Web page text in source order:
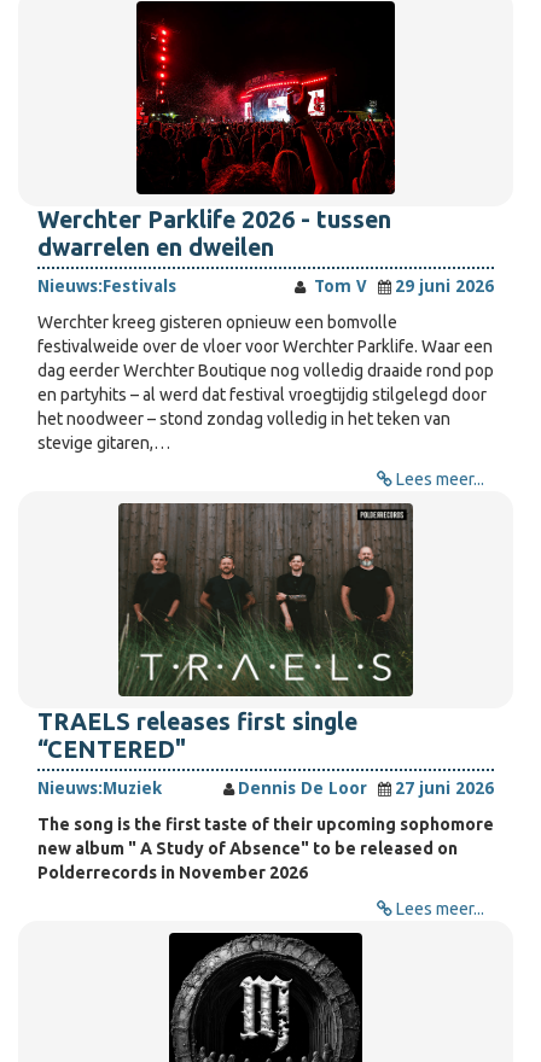
Werchter Parklife 2026 - tussen
dwarrelen en dweilen
Nieuws:Festivals Tom V
29 juni 2026
Werchter kreeg gisteren opnieuw een bomvolle
festivalweide over de vloer voor Werchter Parklife. Waar een
dag eerder Werchter Boutique nog volledig draaide rond pop
en partyhits – al werd dat festival vroegtijdig stilgelegd door
het noodweer – stond zondag volledig in het teken van
stevige gitaren,…
Lees meer...
TRAELS releases first single
“CENTERED"
Nieuws:Muziek Dennis De Loor
27 juni 2026
The song is the first taste of their upcoming sophomore
new album " A Study of Absence" to be released on
Polderrecords in November 2026
Lees meer...